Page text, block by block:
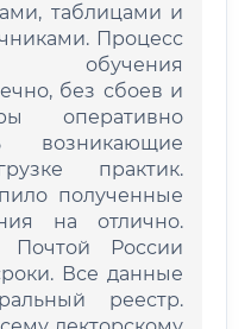
таблицами и
Процесс
обучения
без сбоев и
оперативно
возникающие
практик.
полученные
на отлично.
Почтой России
Все данные
реестр.